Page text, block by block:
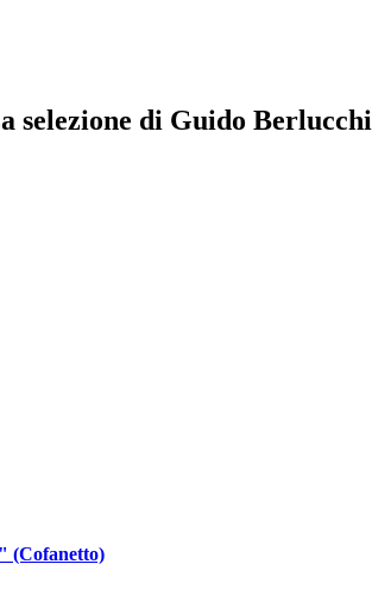
selezione di Guido Berlucchi
(Cofanetto)